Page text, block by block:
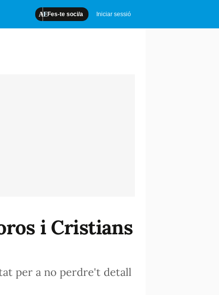
Fes-te soci/a Iniciar sessió
i Cristians
per a no perdre't detall